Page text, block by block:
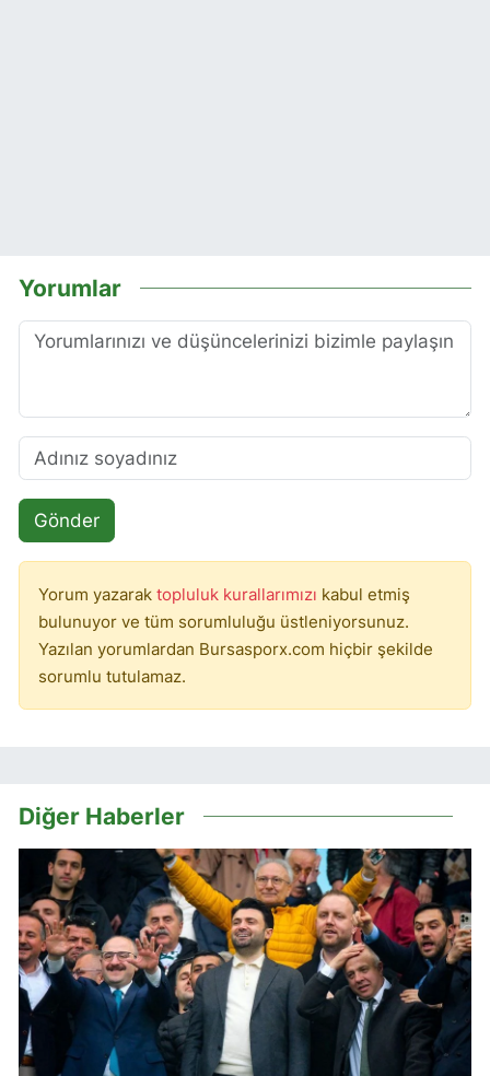
Yorumlar
Gönder
Yorum yazarak topluluk kurallarımızı kabul etmiş
bulunuyor ve tüm sorumluluğu üstleniyorsunuz.
Yazılan yorumlardan Bursasporx.com hiçbir şekilde
sorumlu tutulamaz.
Diğer Haberler